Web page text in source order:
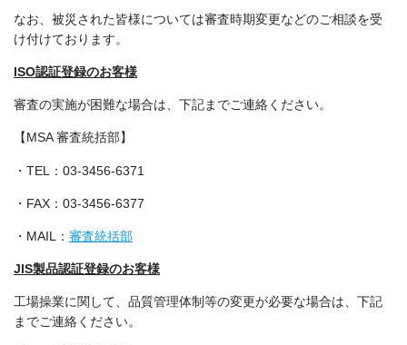
なお、被災された皆様については審査時期変更などのご相談を受
け付けております。
ISO認証登録のお客様
審査の実施が困難な場合は、下記までご連絡ください。
【MSA 審査統括部】
・TEL：03-3456-6371
・FAX：03-3456-6377
・MAIL： 審査統括部
JIS製品認証登録のお客様
工場操業に関して、品質管理体制等の変更が必要な場合は、下記
までご連絡ください。